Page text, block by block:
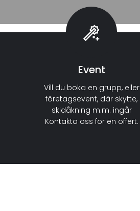
Event
Vill du boka en grupp, eller
företagsevent, där skytte,
skidåkning m.m. ingår
Kontakta oss för en offert.